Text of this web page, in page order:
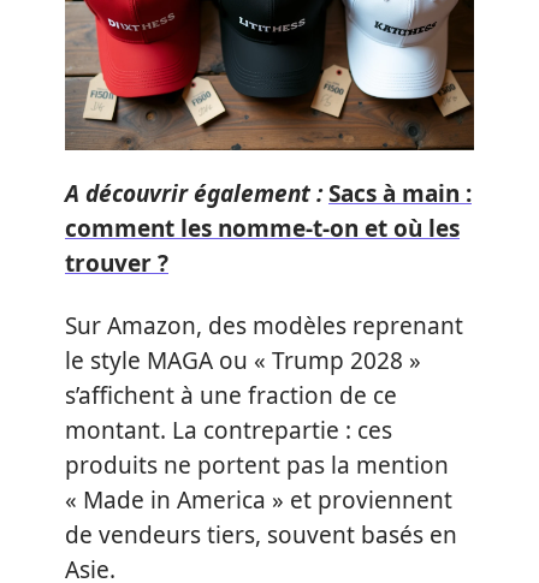
A découvrir également :Sacs à main :
comment les nomme-t-on et où les
trouver ?
Sur Amazon, des modèles reprenant
le style MAGA ou « Trump 2028 »
s’affichent à une fraction de ce
montant. La contrepartie : ces
produits ne portent pas la mention
« Made in America » et proviennent
de vendeurs tiers, souvent basés en
Asie.